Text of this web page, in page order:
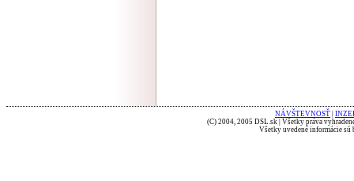
NÁVŠTEVNOSŤ
(C) 2004, 2005 DSL.sk | Všetky práva
Všetky uvedené informácie sú